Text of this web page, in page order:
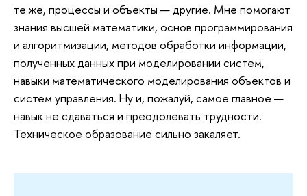
те же, процессы и объекты — другие. Мне помогают
знания высшей математики, основ программирования
и алгоритмизации, методов обработки информации,
полученных данных при моделировании систем,
навыки математического моделирования объектов и
систем управления. Ну и, пожалуй, самое главное —
навык не сдаваться и преодолевать трудности.
Техническое образование сильно закаляет.